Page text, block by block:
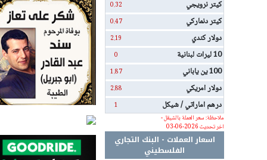
كيتر نرويجي 0.32
كيتر دنماركي 0.47
دولار كندي 2.19
10 ليرات لبنانية 0
100 ين ياباني 1.87
دولار امريكي 2.88
درهم اماراتي / شيكل
1
ملاحظة: سعر العملة بالشيقل -
اخر تحديث 2026-06-03
اسعار العملات - البنك التجاري
الفلسطيني